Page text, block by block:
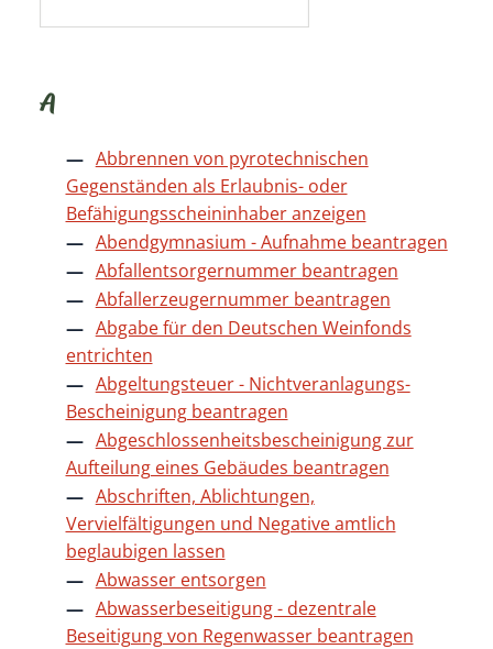
A
Abbrennen von pyrotechnischen
Gegenständen als Erlaubnis- oder
Befähigungsscheininhaber anzeigen
Abendgymnasium - Aufnahme beantragen
Abfallentsorgernummer beantragen
Abfallerzeugernummer beantragen
Abgabe für den Deutschen Weinfonds
entrichten
Abgeltungsteuer - Nichtveranlagungs-
Bescheinigung beantragen
Abgeschlossenheitsbescheinigung zur
Aufteilung eines Gebäudes beantragen
Abschriften, Ablichtungen,
Vervielfältigungen und Negative amtlich
beglaubigen lassen
Abwasser entsorgen
Abwasserbeseitigung - dezentrale
Beseitigung von Regenwasser beantragen